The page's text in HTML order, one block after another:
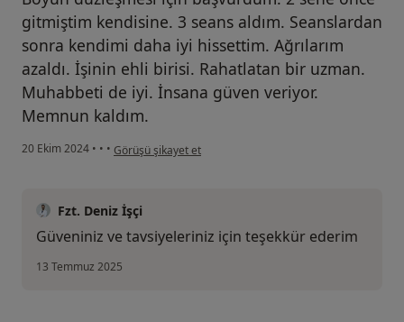
gitmiştim kendisine. 3 seans aldım. Seanslardan
sonra kendimi daha iyi hissettim. Ağrılarım
azaldı. İşinin ehli birisi. Rahatlatan bir uzman.
Muhabbeti de iyi. İnsana güven veriyor.
Memnun kaldım.
20 Ekim 2024 • • • kullanıcının görüşüne göre k....a
Görüşü şikayet et
Fzt. Deniz İşçi
Güveniniz ve tavsiyeleriniz için teşekkür ederim
13 Temmuz 2025